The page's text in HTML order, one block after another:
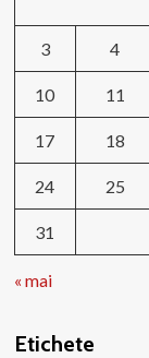
3 4
10 11
17 18
24 25
31
« mai
Etichete